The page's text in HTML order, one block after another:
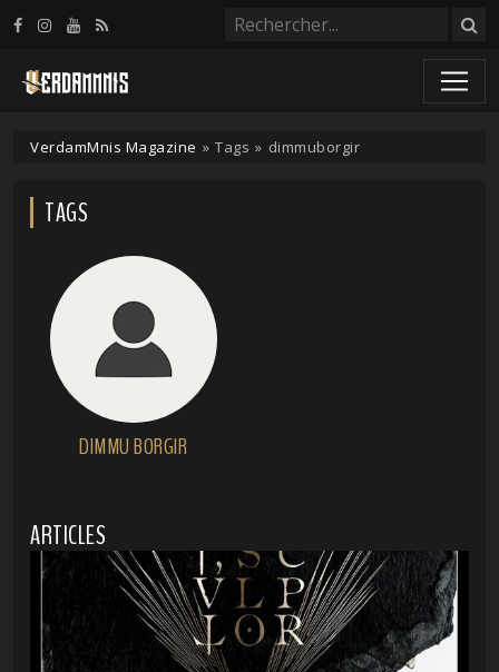
VerdamMnis Magazine » Tags » dimmuborgir
TAGS
DIMMU BORGIR
ARTICLES
Panneau de gestion des cookies